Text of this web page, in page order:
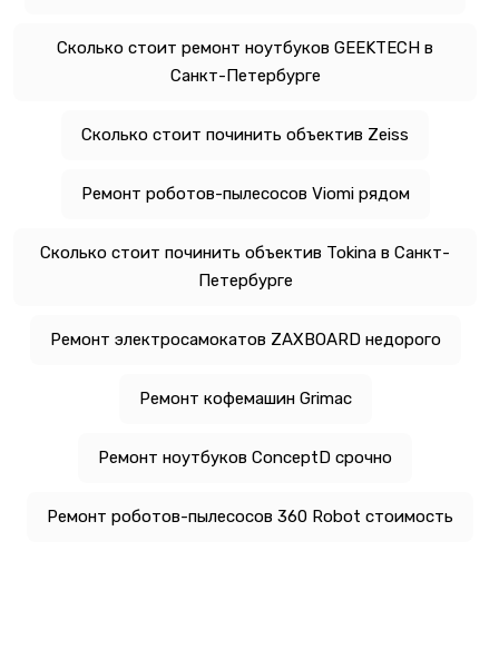
Сколько стоит ремонт ноутбуков GEEKTECH в
Санкт-Петербурге
Сколько стоит починить объектив Zeiss
Ремонт роботов-пылесосов Viomi рядом
Сколько стоит починить объектив Tokina в Санкт-
Петербурге
Ремонт электросамокатов ZAXBOARD недорого
Ремонт кофемашин Grimac
Ремонт ноутбуков ConceptD срочно
Ремонт роботов-пылесосов 360 Robot стоимость